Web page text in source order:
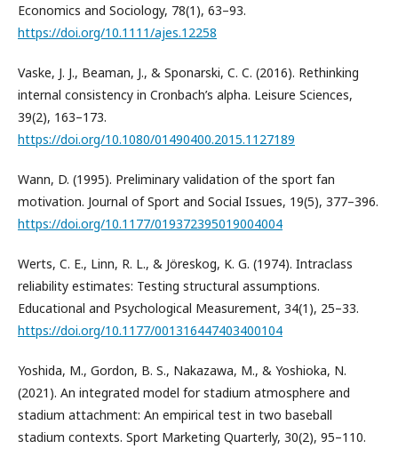
Economics and Sociology, 78(1), 63–93.
https://doi.org/10.1111/ajes.12258
Vaske, J. J., Beaman, J., & Sponarski, C. C. (2016). Rethinking
internal consistency in Cronbach’s alpha. Leisure Sciences,
39(2), 163–173.
https://doi.org/10.1080/01490400.2015.1127189
Wann, D. (1995). Preliminary validation of the sport fan
motivation. Journal of Sport and Social Issues, 19(5), 377–396.
https://doi.org/10.1177/019372395019004004
Werts, C. E., Linn, R. L., & Jöreskog, K. G. (1974). Intraclass
reliability estimates: Testing structural assumptions.
Educational and Psychological Measurement, 34(1), 25–33.
https://doi.org/10.1177/001316447403400104
Yoshida, M., Gordon, B. S., Nakazawa, M., & Yoshioka, N.
(2021). An integrated model for stadium atmosphere and
stadium attachment: An empirical test in two baseball
stadium contexts. Sport Marketing Quarterly, 30(2), 95–110.